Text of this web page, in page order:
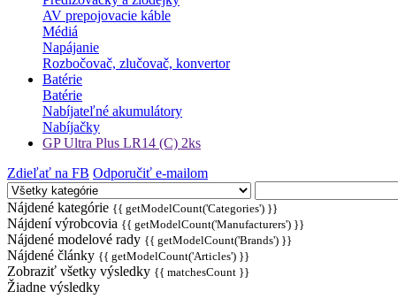
AV prepojovacie káble
Médiá
Napájanie
Rozbočovač, zlučovač, konvertor
Batérie
Batérie
Nabíjateľné akumulátory
Nabíjačky
GP Ultra Plus LR14 (C) 2ks
Zdieľať na FB Odporučiť e-mailom
Nájdené kategórie {{ getModelCount('Categories') }}
Nájdení výrobcovia {{ getModelCount('Manufacturers') }}
Nájdené modelové rady {{ getModelCount('Brands') }}
Nájdené články {{ getModelCount('Articles') }}
Zobraziť všetky výsledky {{ matchesCount }}
Žiadne výsledky